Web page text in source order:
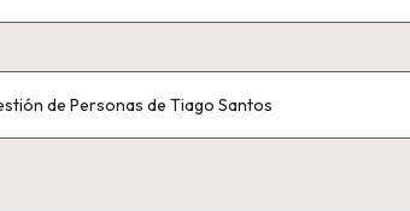
de Personas de Tiago Santos